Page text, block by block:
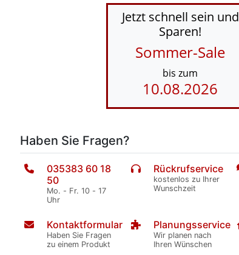
Jetzt schnell sein und
Sparen!
Sommer-Sale
bis zum
10.08.2026
Haben Sie Fragen?
035383 60 18
50
Mo. - Fr. 10 - 17
Uhr
Rückrufservice
kostenlos zu Ihrer
Wunschzeit
Kontaktformular
Haben Sie Fragen
zu einem Produkt
Planungsservice
Wir planen nach
Ihren Wünschen